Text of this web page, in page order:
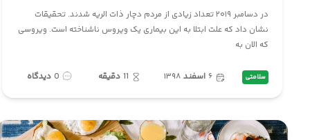
در دسامبر ۲۰۱۹ تعداد زیادی از مردم دچار ذات الریه شدند. تحقیقات
نشان داد که علت ابتلا به این بیماری یک ویروس ناشناخته است. ویروسی
که الان به
سلامتی ۶ اسفند ۱۳۹۸ 11 دقیقه 0 دیدگاه